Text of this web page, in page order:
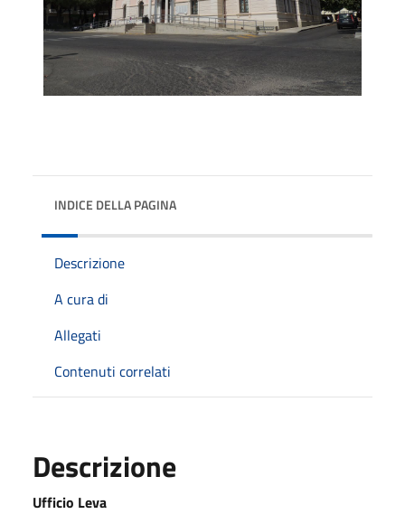
INDICE DELLA PAGINA
Descrizione
A cura di
Allegati
Contenuti correlati
Descrizione
Ufficio Leva